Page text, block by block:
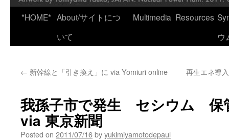
*HOME* About/サイトにつ
いて
Multimedia Resources
ウ
← 新幹線と「引き換え」に via Yomiuri online 再生エネ導
我孫子市で発生 セシウム 保
via 東京新聞
Posted on 2011/07/16byyukimiyamotodepaul